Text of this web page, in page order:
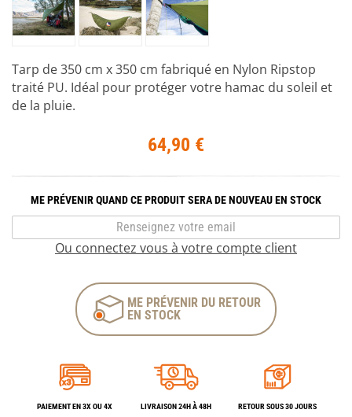
Tarp de 350 cm x 350 cm fabriqué en Nylon Ripstop
traité PU. Idéal pour protéger votre hamac du soleil et
de la pluie.
64,90 €
ME PRÉVENIR QUAND CE PRODUIT SERA DE NOUVEAU EN STOCK
Ou connectez vous à votre compte client
ME PRÉVENIR DU RETOUR
EN STOCK
PAIEMENT EN 3X OU 4X LIVRAISON 24H À 48H RETOUR SOUS 30 JOURS